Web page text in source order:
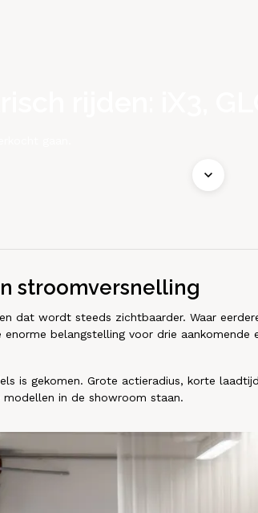
stroomversnelling
wordt steeds zichtbaarder. Waar
belangstelling voor drie aankomende
is gekomen. Grote actieradius, korte
in de showroom staan.